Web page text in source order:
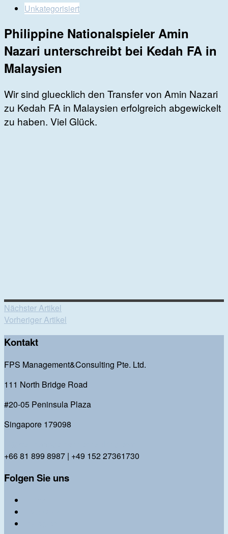
Unkategorisiert
Philippine Nationalspieler Amin
Nazari unterschreibt bei Kedah FA in
Malaysien
Wir sind gluecklich den Transfer von Amin Nazari
zu Kedah FA in Malaysien erfolgreich abgewickelt
zu haben. Viel Glück.
Nächster Artikel
Vorheriger Artikel
Kontakt
FPS Management&Consulting Pte. Ltd.
111 North Bridge Road
#20-05 Peninsula Plaza
Singapore 179098
+66 81 899 8987 | +49 152 27361730
Folgen Sie uns